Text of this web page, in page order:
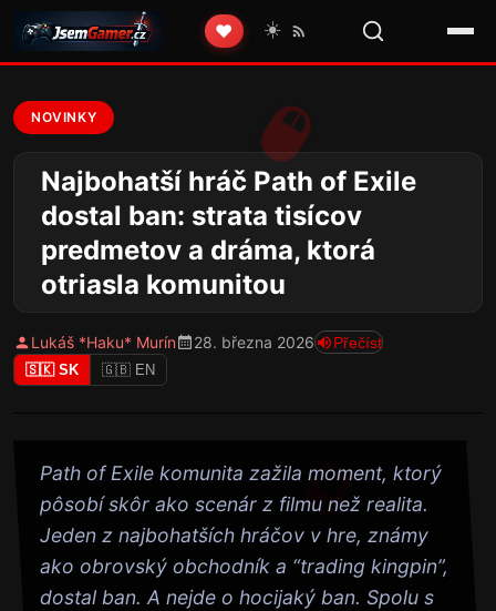
❤️ ☀️
NOVINKY
Najbohatší hráč Path of Exile
dostal ban: strata tisícov
predmetov a dráma, ktorá
otriasla komunitou
Lukáš *Haku* Murín 28. března 2026 Přečíst
🇸🇰 SK 🇬🇧 EN
Path of Exile komunita zažila moment, ktorý
pôsobí skôr ako scenár z filmu než realita.
Jeden z najbohatších hráčov v hre, známy
ako obrovský obchodník a “trading kingpin”,
dostal ban. A nejde o hocijaký ban. Spolu s